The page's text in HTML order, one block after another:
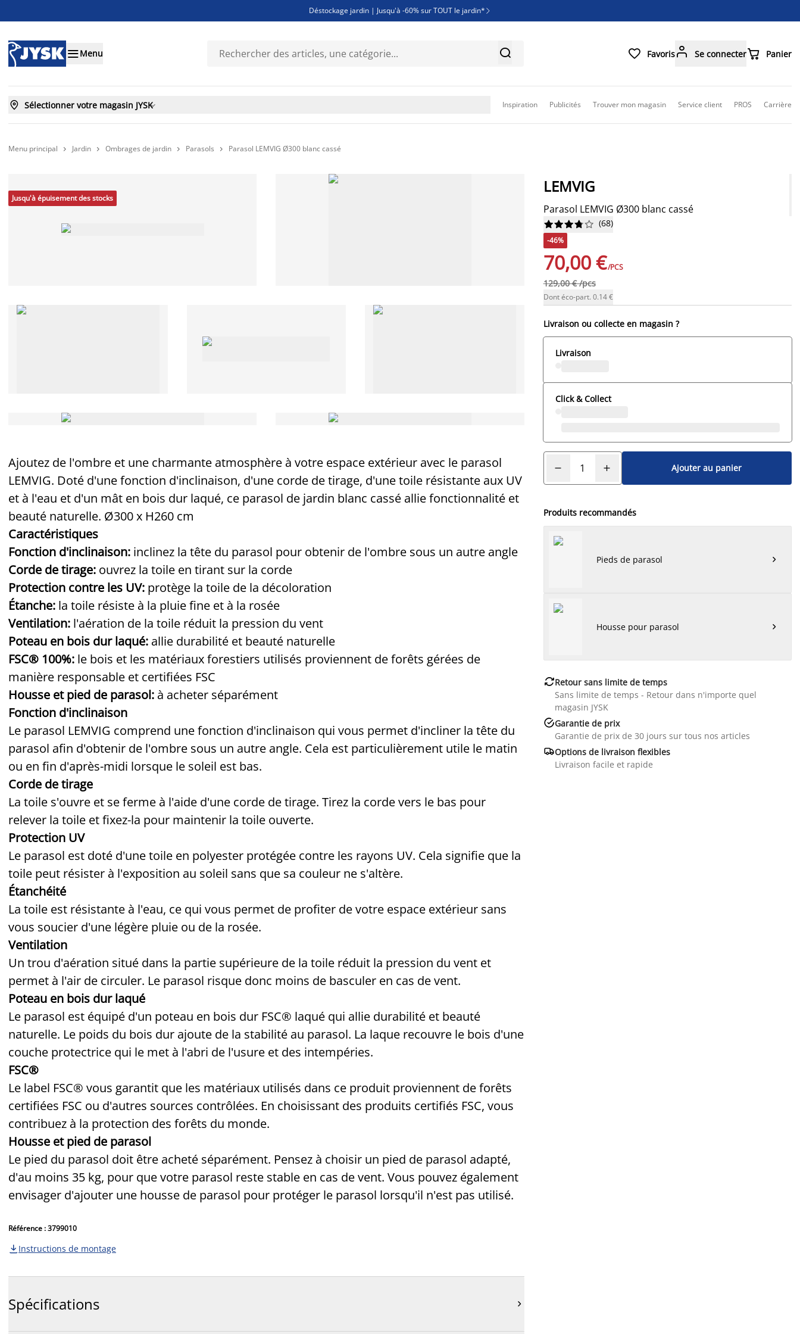
Déstockage jardin | Jusqu'à -60% sur TOUT le jardin* 
Découvrez les nouveautés de la collection
Menu   Favoris Se connecter Panier
 Sélectionner votre magasin JYSK Inspiration Publicités Trouver mon magasin Service client PROS Carrière
Menu principal  Jardin  Ombrages de jardin  Parasols  Parasol LEMVIG Ø300 blanc cassé
Jusqu'à épuisement des stocks
Ajoutez de l'ombre et une charmante atmosphère à votre espace extérieur avec le parasol
LEMVIG. Doté d'une fonction d'inclinaison, d'une corde de tirage, d'une toile résistante aux UV
et à l'eau et d'un mât en bois dur laqué, ce parasol de jardin blanc cassé allie fonctionnalité et
beauté naturelle. Ø300 x H260 cm
Caractéristiques
Fonction d'inclinaison: inclinez la tête du parasol pour obtenir de l'ombre sous un autre angle
Corde de tirage: ouvrez la toile en tirant sur la corde
Protection contre les UV: protège la toile de la décoloration
Étanche: la toile résiste à la pluie fine et à la rosée
Ventilation: l'aération de la toile réduit la pression du vent
Poteau en bois dur laqué: allie durabilité et beauté naturelle
FSC® 100%: le bois et les matériaux forestiers utilisés proviennent de forêts gérées de
manière responsable et certifiées FSC
Housse et pied de parasol: à acheter séparément
Fonction d'inclinaison
Le parasol LEMVIG comprend une fonction d'inclinaison qui vous permet d'incliner la tête du
parasol afin d'obtenir de l'ombre sous un autre angle. Cela est particulièrement utile le matin
ou en fin d'après-midi lorsque le soleil est bas.
Corde de tirage
La toile s'ouvre et se ferme à l'aide d'une corde de tirage. Tirez la corde vers le bas pour
relever la toile et fixez-la pour maintenir la toile ouverte.
Protection UV
Le parasol est doté d'une toile en polyester protégée contre les rayons UV. Cela signifie que la
toile peut résister à l'exposition au soleil sans que sa couleur ne s'altère.
Étanchéité
La toile est résistante à l'eau, ce qui vous permet de profiter de votre espace extérieur sans
vous soucier d'une légère pluie ou de la rosée.
Ventilation
Un trou d'aération situé dans la partie supérieure de la toile réduit la pression du vent et
permet à l'air de circuler. Le parasol risque donc moins de basculer en cas de vent.
Poteau en bois dur laqué
Le parasol est équipé d'un poteau en bois dur FSC® laqué qui allie durabilité et beauté
naturelle. Le poids du bois dur ajoute de la stabilité au parasol. La laque recouvre le bois d'une
couche protectrice qui le met à l'abri de l'usure et des intempéries.
FSC®
Le label FSC® vous garantit que les matériaux utilisés dans ce produit proviennent de forêts
certifiées FSC ou d'autres sources contrôlées. En choisissant des produits certifiés FSC, vous
contribuez à la protection des forêts du monde.
Housse et pied de parasol
Le pied du parasol doit être acheté séparément. Pensez à choisir un pied de parasol adapté,
d'au moins 35 kg, pour que votre parasol reste stable en cas de vent. Vous pouvez également
envisager d'ajouter une housse de parasol pour protéger le parasol lorsqu'il n'est pas utilisé.
Référence : 3799010
 Instructions de montage
Spécifications 
LEMVIG
Parasol LEMVIG Ø300 blanc cassé





 (68)
-46%
70,00 €/PCS
129,00 € /pcs
Dont éco-part. 0.14 €
Livraison ou collecte en magasin ?
Livraison
Click & Collect
Ajouter au panier
Produits recommandés
Pieds de parasol 
Housse pour parasol 
Retour sans limite de temps
Sans limite de temps - Retour dans n'importe quel
magasin JYSK
Garantie de prix
Garantie de prix de 30 jours sur tous nos articles
Options de livraison flexibles
Livraison facile et rapide